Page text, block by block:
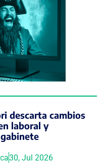
descarta cambios
laboral y
30, Jul 2026